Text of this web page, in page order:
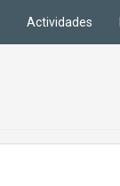
Actividades